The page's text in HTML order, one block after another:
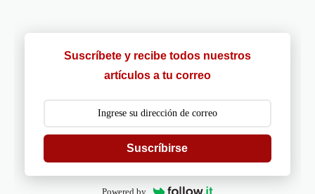
Suscríbete y recibe todos nuestros
artículos a tu correo
Suscríbirse
Powered by